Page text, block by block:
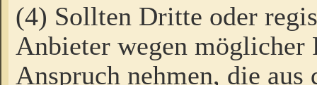
(4) Sollten Dritte oder
Anbieter wegen möglicher
Anspruch nehmen, die